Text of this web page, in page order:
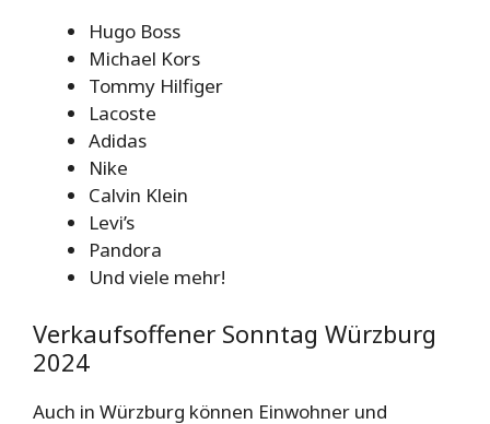
Hugo Boss
Michael Kors
Tommy Hilfiger
Lacoste
Adidas
Nike
Calvin Klein
Levi’s
Pandora
Und viele mehr!
Verkaufsoffener Sonntag Würzburg
2024
Auch in Würzburg können Einwohner und